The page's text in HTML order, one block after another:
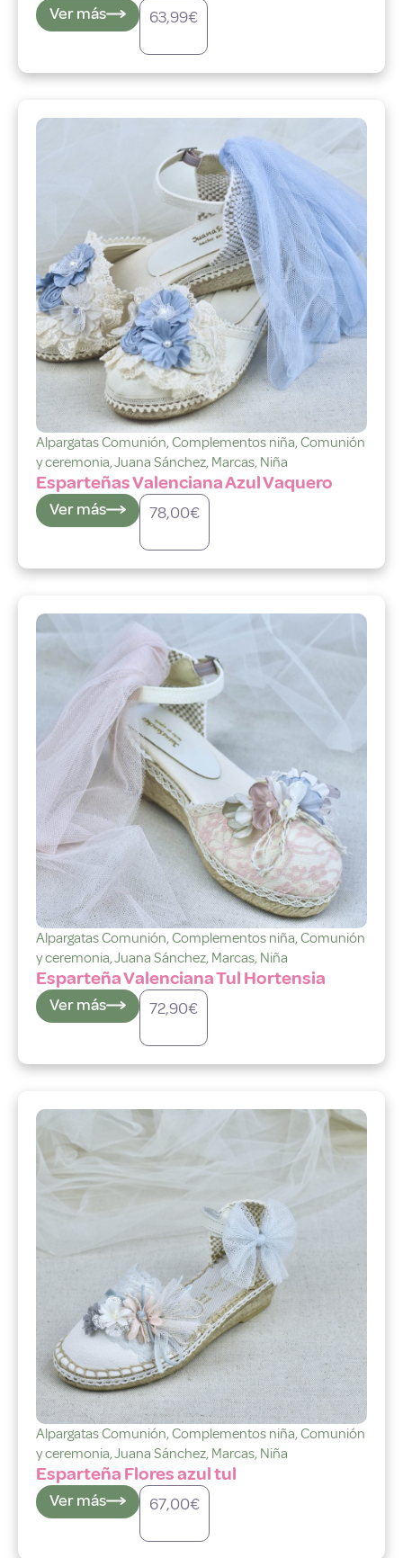
Ver más 63,99€
Alpargatas Comunión,Complementos niña,Comunión
y ceremonia,Juana Sánchez, Marcas, Niña
Esparteñas Valenciana Azul Vaquero
Ver más 78,00€
Alpargatas Comunión,Complementos niña,Comunión
y ceremonia,Juana Sánchez, Marcas, Niña
Esparteña Valenciana Tul Hortensia
Ver más 72,90€
Alpargatas Comunión,Complementos niña,Comunión
y ceremonia,Juana Sánchez, Marcas, Niña
Esparteña Flores azul tul
Ver más 67,00€